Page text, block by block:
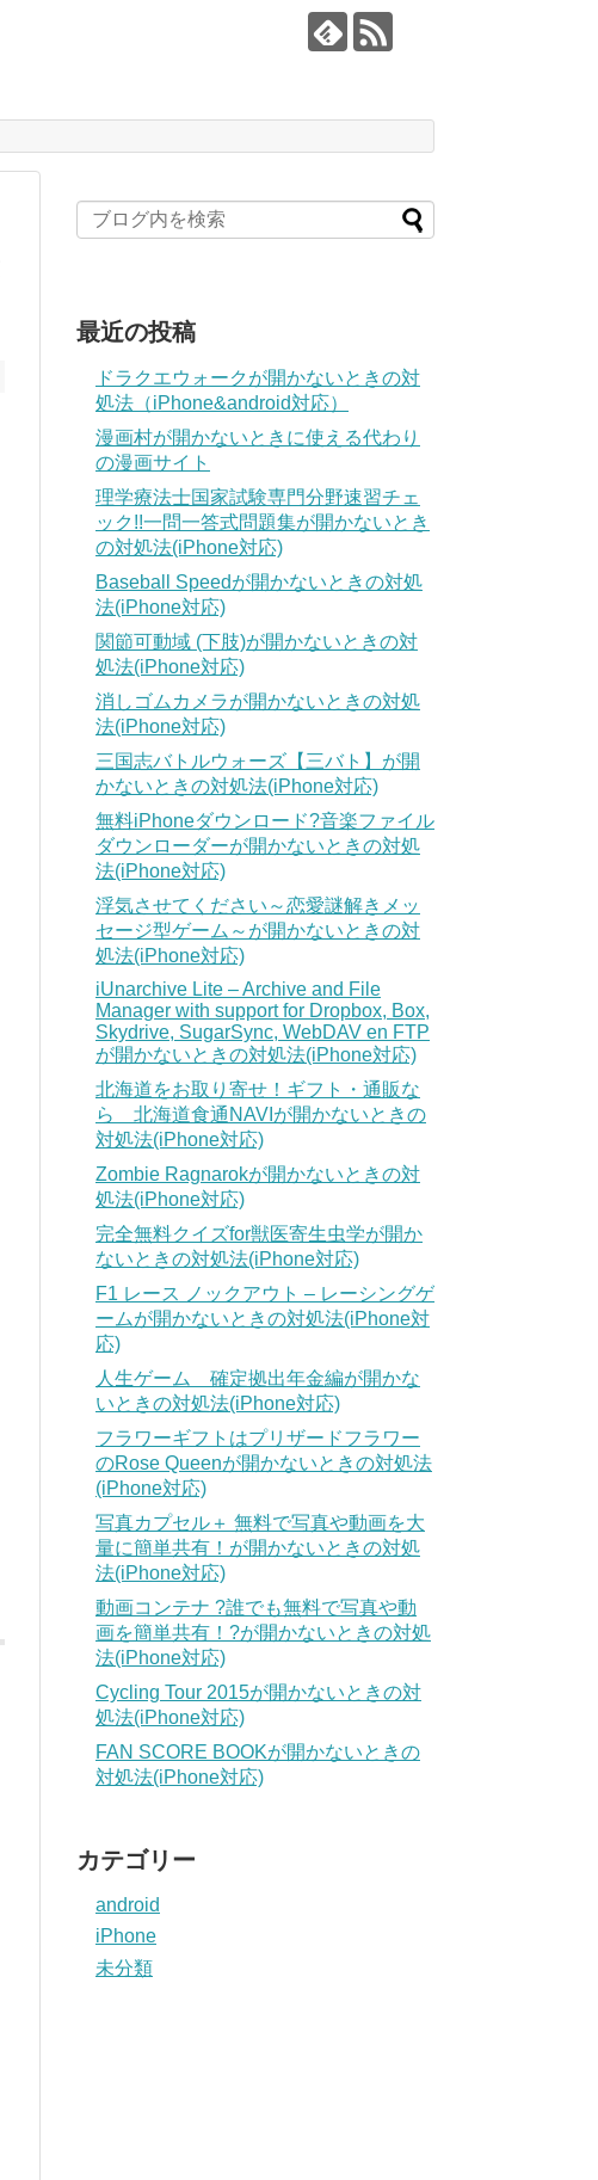
最近の投稿
ドラクエウォークが開かないときの対
処法（iPhone&android対応）
漫画村が開かないときに使える代わり
の漫画サイト
理学療法士国家試験専門分野速習チェ
ック!!一問一答式問題集が開かないとき
の対処法(iPhone対応)
Baseball Speedが開かないときの対処
法(iPhone対応)
関節可動域 (下肢)が開かないときの対
処法(iPhone対応)
消しゴムカメラが開かないときの対処
法(iPhone対応)
三国志バトルウォーズ【三バト】が開
かないときの対処法(iPhone対応)
無料iPhoneダウンロード?音楽ファイル
ダウンローダーが開かないときの対処
法(iPhone対応)
浮気させてください～恋愛謎解きメッ
セージ型ゲーム～が開かないときの対
処法(iPhone対応)
iUnarchive Lite – Archive and File
Manager with support for Dropbox, Box,
Skydrive, SugarSync, WebDAV en FTP
が開かないときの対処法(iPhone対応)
北海道をお取り寄せ！ギフト・通販な
ら 北海道食通NAVIが開かないときの
対処法(iPhone対応)
Zombie Ragnarokが開かないときの対
処法(iPhone対応)
完全無料クイズfor獣医寄生虫学が開か
ないときの対処法(iPhone対応)
F1 レース ノックアウト – レーシングゲ
ームが開かないときの対処法(iPhone対
応)
人生ゲーム 確定拠出年金編が開かな
いときの対処法(iPhone対応)
フラワーギフトはプリザードフラワー
のRose Queenが開かないときの対処法
(iPhone対応)
写真カプセル＋ 無料で写真や動画を大
量に簡単共有！が開かないときの対処
法(iPhone対応)
動画コンテナ ?誰でも無料で写真や動
画を簡単共有！?が開かないときの対処
法(iPhone対応)
Cycling Tour 2015が開かないときの対
処法(iPhone対応)
FAN SCORE BOOKが開かないときの
対処法(iPhone対応)
カテゴリー
android
iPhone
未分類